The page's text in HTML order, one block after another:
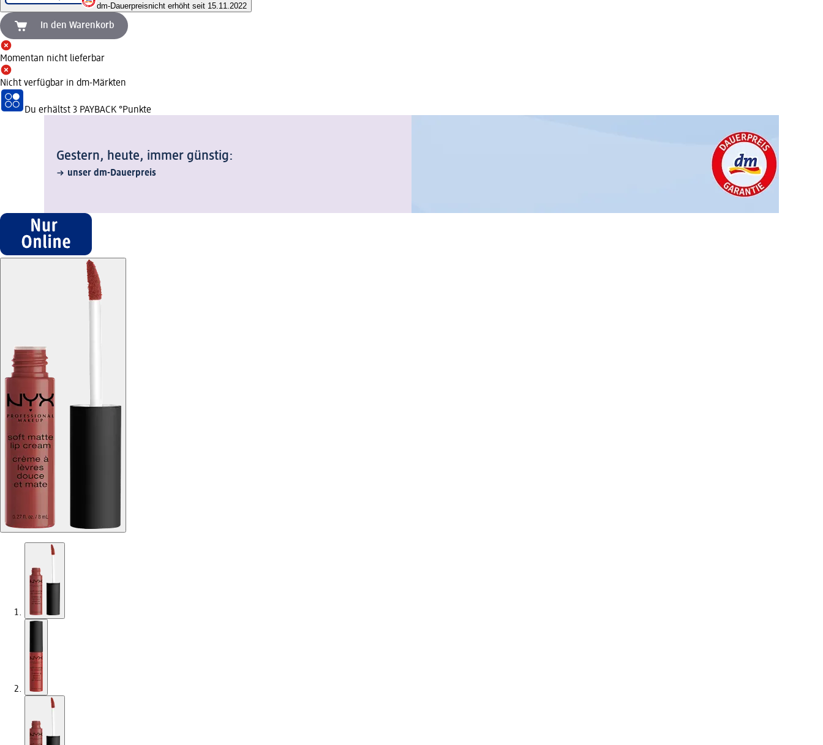
dm-Dauerpreisnicht erhöht seit 15.11.2022
In den Warenkorb
Momentan nicht lieferbar
Nicht verfügbar in dm-Märkten
Du erhältst 3 PAYBACK °Punkte
Gestern, heute, immer günstig:
unser dm-Dauerpreis